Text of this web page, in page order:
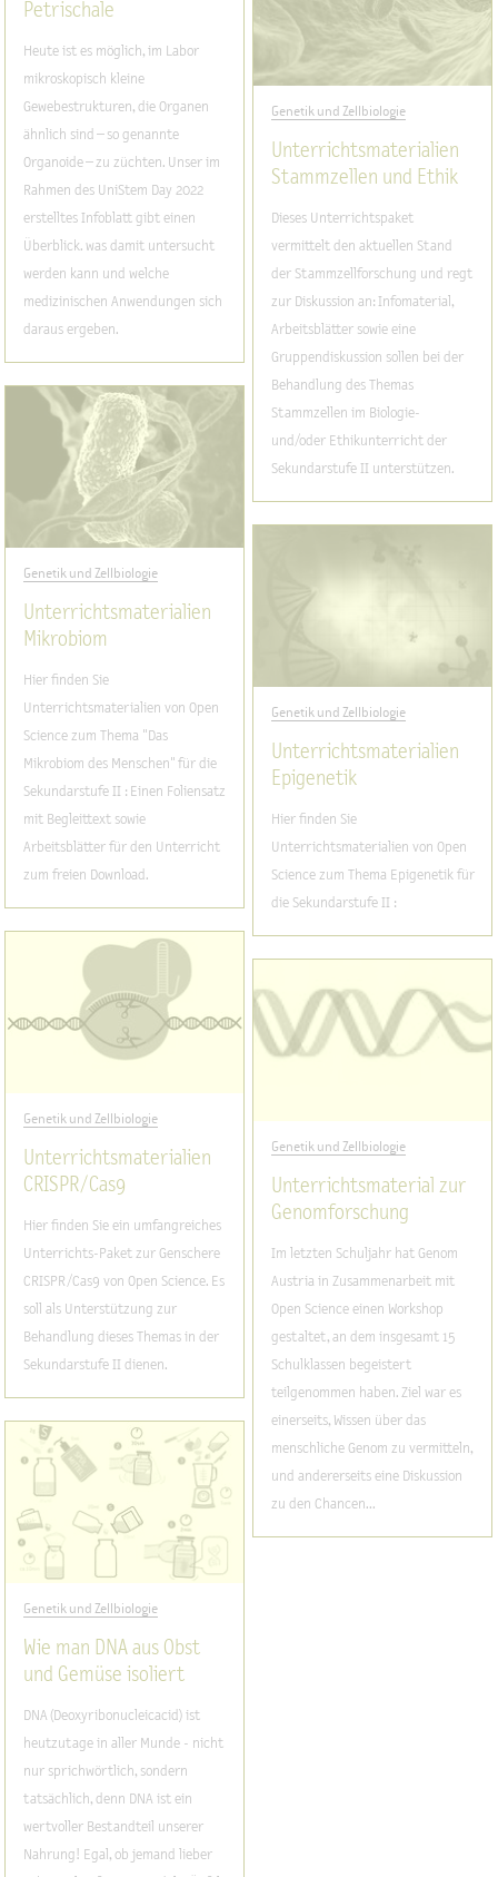
Petrischale
Heute ist es möglich, im Labor
mikroskopisch kleine
Gewebestrukturen, die Organen
ähnlich sind – so genannte
Organoide – zu züchten. Unser im
Rahmen des UniStem Day 2022
erstelltes Infoblatt gibt einen
Überblick. was damit untersucht
werden kann und welche
medizinischen Anwendungen sich
daraus ergeben.
Genetik und Zellbiologie
Unterrichtsmaterialien
Stammzellen und Ethik
Dieses Unterrichtspaket
vermittelt den aktuellen Stand
der Stammzellforschung und regt
zur Diskussion an: Infomaterial,
Arbeitsblätter sowie eine
Gruppendiskussion sollen bei der
Behandlung des Themas
Stammzellen im Biologie-
und/oder Ethikunterricht der
Sekundarstufe II unterstützen.
Genetik und Zellbiologie
Unterrichtsmaterialien
Mikrobiom
Hier finden Sie
Unterrichtsmaterialien von Open
Science zum Thema "Das
Mikrobiom des Menschen" für die
Sekundarstufe II : Einen Foliensatz
mit Begleittext sowie
Arbeitsblätter für den Unterricht
zum freien Download.
Genetik und Zellbiologie
Unterrichtsmaterialien
Epigenetik
Hier finden Sie
Unterrichtsmaterialien von Open
Science zum Thema Epigenetik für
die Sekundarstufe II :
Genetik und Zellbiologie
Unterrichtsmaterialien
CRISPR / Cas9
Hier finden Sie ein umfangreiches
Unterrichts-Paket zur Genschere
CRISPR/Cas9 von Open Science. Es
soll als Unterstützung zur
Behandlung dieses Themas in der
Sekundarstufe II dienen.
Genetik und Zellbiologie
Unterrichtsmaterial zur
Genomforschung
Im letzten Schuljahr hat Genom
Austria in Zusammenarbeit mit
Open Science einen Workshop
gestaltet, an dem insgesamt 15
Schulklassen begeistert
teilgenommen haben. Ziel war es
einerseits, Wissen über das
menschliche Genom zu vermitteln,
und andererseits eine Diskussion
zu den Chancen...
Genetik und Zellbiologie
Wie man DNA aus Obst
und Gemüse isoliert
DNA (Deoxyribonucleicacid) ist
heutzutage in aller Munde - nicht
nur sprichwörtlich, sondern
tatsächlich, denn DNA ist ein
wertvoller Bestandteil unserer
Nahrung! Egal, ob jemand lieber